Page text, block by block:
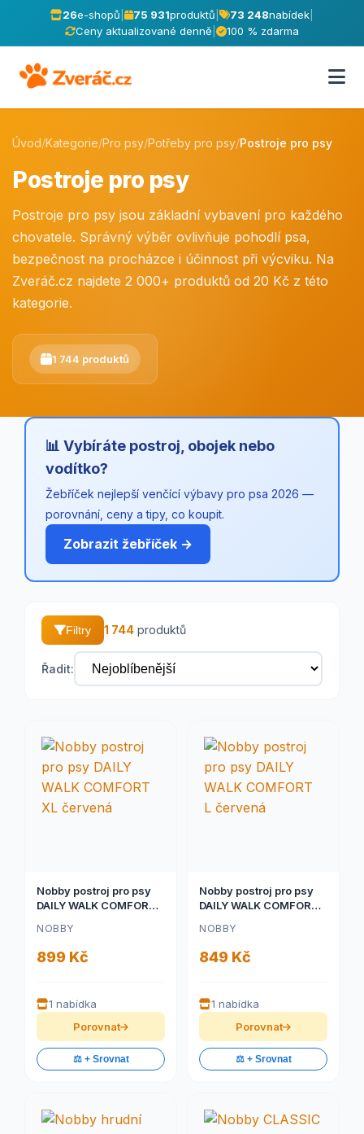
26e-shopů 75 931produktů 73 248nabídek
Ceny aktualizované denně
100 % zdarma
Úvod/Kategorie/Pro psy/Potřeby pro psy/Postroje pro psy
Postroje pro psy
Postroje pro psy jsou základní vybavení pro každého
chovatele. Správný výběr ovlivňuje pohodlí psa,
bezpečnost na procházce i účinnost při výcviku. Na
Zveráč.cz najdete 2 000+ produktů od 20 Kč z této
kategorie.
1 744 produktů
📊 Vybíráte postroj, obojek nebo
vodítko?
Žebříček nejlepší venčící výbavy pro psa 2026 —
porovnání, ceny a tipy, co koupit.
Zobrazit žebříček →
Filtry 1 744 produktů
Řadit:
Nobby postroj pro psy
DAILY WALK COMFORT
NOBBY
899 Kč
1 nabídka
Porovnat
⚖️ + Srovnat
Nobby postroj pro psy
DAILY WALK COMFORT L
NOBBY
849 Kč
1 nabídka
Porovnat
⚖️ + Srovnat